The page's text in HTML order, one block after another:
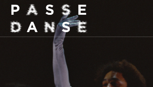
MAI DE LA DANSE